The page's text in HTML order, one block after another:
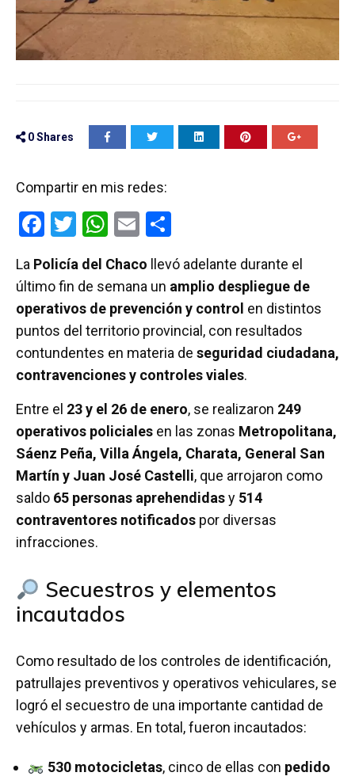
0Shares
Compartir en mis redes:
F
ce
b
o
o
k
T
tt
er
W
at
s
A
p
p
E
ail m
p
ar
tir
La Policía del Chaco llevó adelante durante el
último fin de semana un amplio despliegue de
operativos de prevención y control en distintos
puntos del territorio provincial, con resultados
contundentes en materia de seguridad ciudadana,
contravenciones y controles viales.
Entre el 23 y el 26 de enero, se realizaron 249
operativos policiales en las zonas Metropolitana,
Sáenz Peña, Villa Ángela, Charata, General San
Martín y Juan José Castelli, que arrojaron como
saldo 65 personas aprehendidasy 514
contraventores notificados por diversas
infracciones.
Secuestros y elementos
incautados
Como resultado de los controles de identificación,
patrullajes preventivos y operativos vehiculares, se
logró el secuestro de una importante cantidad de
vehículos y armas. En total, fueron incautados:
530 motocicletas, cinco de ellas con pedido